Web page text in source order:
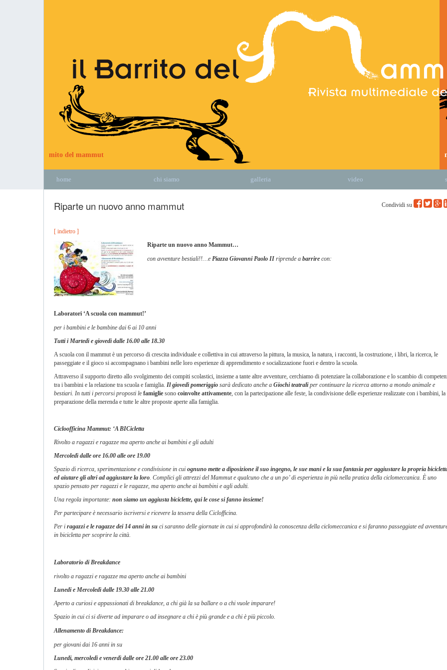
mito del mammut
home chi siamo galleria video
Condividi su
Riparte un nuovo anno mammut
[ indietro ]
Riparte un nuovo anno Mammut…
con avventure bestiali!!…e Piazza Giovanni Paolo II riprende a barrire con:
Laboratori ‘A scuola con mammut!’
per i bambini e le bambine dai 6 ai 10 anni
Tutti i Martedì e giovedì dalle 16.00 alle 18.30
A scuola con il mammut è un percorso di crescita individuale e collettiva in cui attraverso la pittura, la musica, la natura, i racconti, la costruzione, i libri, la ricerca, le
passeggiate e il gioco si accompagnano i bambini nelle loro esperienze di apprendimento e socializzazione fuori e dentro la scuola.
Attraverso il supporto diretto allo svolgimento dei compiti scolastici, insieme a tante altre avventure, cerchiamo di potenziare la collaborazione e lo scambio di
tra i bambini e la relazione tra scuola e famiglia. Il giovedì pomeriggio sarà dedicato anche a Giochi teatrali per continuare la ricerca attorno a mondo animale e
bestiari. In tutti i percorsi proposti le famiglie sono coinvolte attivamente, con la partecipazione alle feste, la condivisione delle esperienze realizzate con i bambini, la
preparazione della merenda e tutte le altre proposte aperte alla famiglia.
Cicloofficina Mammut: ‘A BICicletta
Rivolto a ragazzi e ragazze ma aperto anche ai bambini e gli adulti
Mercoledì dalle ore 16.00 alle ore 19.00
Spazio di ricerca, sperimentazione e condivisione in cui ognuno mette a diposizione il suo ingegno, le sue mani e la sua fantasia per aggiustare la propria
ed aiutare gli altri ad aggiustare la loro. Complici gli attrezzi del Mammut e qualcuno che a un po’ di esperienza in più nella pratica della ciclomeccanica. È uno
spazio pensato per ragazzi e le ragazze, ma aperto anche ai bambini e agli adulti.
Una regola importante: non siamo un aggiusta biciclette, qui le cose si fanno insieme!
Per partecipare è necessario iscriversi e ricevere la tessera della Ciclofficina.
Per i ragazzi e le ragazze dei 14 anni in su ci saranno delle giornate in cui si approfondirà la conoscenza della ciclomeccanica e si faranno passeggiate ed
in bicicletta per scoprire la città.
Laboratorio di Breakdance
rivolto a ragazzi e ragazze ma aperto anche ai bambini
Lunedi e Mercoledì dalle 19.30 alle 21.00
Aperto a curiosi e appassionati di breakdance, a chi già la sa ballare o a chi vuole imparare!
Spazio in cui ci si diverte ad imparare o ad insegnare a chi è più grande e a chi è più piccolo.
Allenamento di Breakdance:
per giovani dai 16 anni in su
Lunedi, mercoledì e venerdì dalle ore 21.00 alle ore 23.00